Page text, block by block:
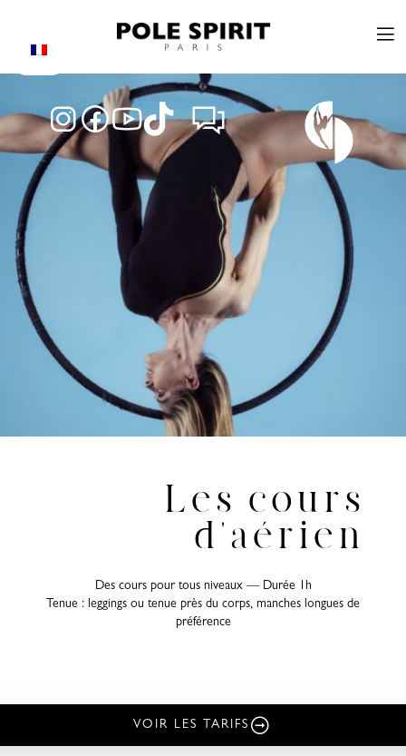
Les cours
d'aérien
Des cours pour tous niveaux — Durée 1h
Tenue : leggings ou tenue près du corps, manches longues de
préférence
VOIR LES TARIFS